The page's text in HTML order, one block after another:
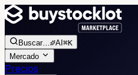
Buscar… AI ⌘K
Mercado
Precios